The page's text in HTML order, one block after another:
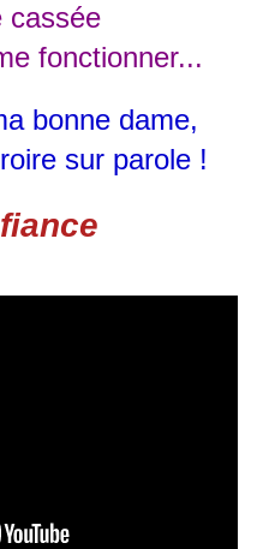
cassée
fonctionner...
bonne dame,
sur parole !